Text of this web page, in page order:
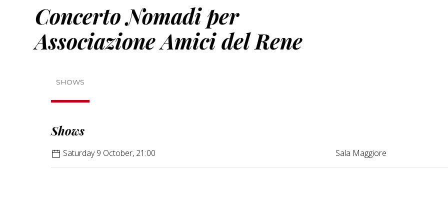
Concerto Nomadi per
Associazione Amici del Rene
SHOWS
Shows
Saturday 9 October, 21:00 Sala Maggiore